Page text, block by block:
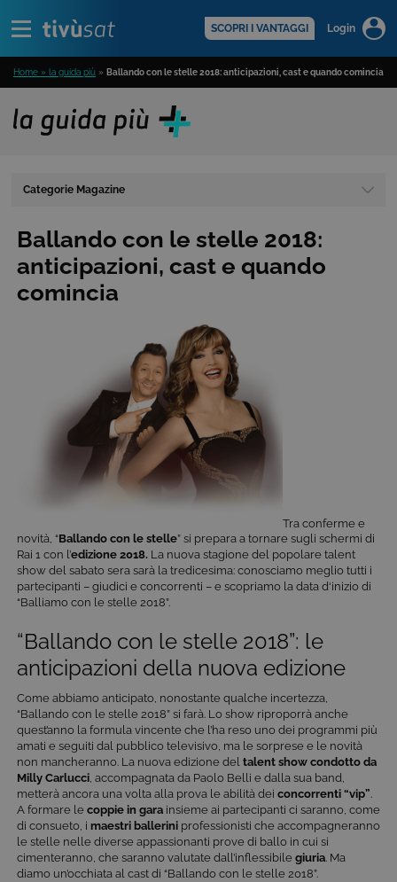
SCOPRI I VANTAGGI Login
Home » la guida più » Ballando con le stelle 2018: anticipazioni, cast e quando comincia
Categorie Magazine
Ballando con le stelle 2018:
anticipazioni, cast e quando
comincia
Tra conferme e
novità, “Ballando con le stelle” si prepara a tornare sugli schermi di
Rai 1 con l’edizione 2018. La nuova stagione del popolare talent
show del sabato sera sarà la tredicesima: conosciamo meglio tutti i
partecipanti – giudici e concorrenti – e scopriamo la data d‘inizio di
“Balliamo con le stelle 2018”.
“Ballando con le stelle 2018”: le
anticipazioni della nuova edizione
Come abbiamo anticipato, nonostante qualche incertezza,
“Ballando con le stelle 2018” si farà. Lo show riproporrà anche
quest’anno la formula vincente che l’ha reso uno dei programmi più
amati e seguiti dal pubblico televisivo, ma le sorprese e le novità
non mancheranno. La nuova edizione del talent show condotto da
Milly Carlucci, accompagnata da Paolo Belli e dalla sua band,
metterà ancora una volta alla prova le abilità dei concorrenti “vip”.
A formare le coppie in gara insieme ai partecipanti ci saranno, come
di consueto, i maestri ballerini professionisti che accompagneranno
le stelle nelle diverse appassionanti prove di ballo in cui si
cimenteranno, che saranno valutate dall’inflessibile giuria. Ma
diamo un’occhiata al cast di “Ballando con le stelle 2018”.